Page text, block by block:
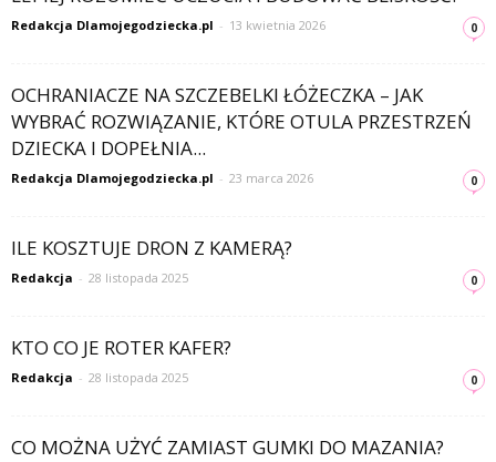
Redakcja Dlamojegodziecka.pl - 13 kwietnia 2026 0
OCHRANIACZE NA SZCZEBELKI ŁÓŻECZKA – JAK
WYBRAĆ ROZWIĄZANIE, KTÓRE OTULA PRZESTRZEŃ
DZIECKA I DOPEŁNIA...
Redakcja Dlamojegodziecka.pl - 23 marca 2026 0
ILE KOSZTUJE DRON Z KAMERĄ?
Redakcja - 28 listopada 2025 0
KTO CO JE ROTER KAFER?
Redakcja - 28 listopada 2025 0
CO MOŻNA UŻYĆ ZAMIAST GUMKI DO MAZANIA?